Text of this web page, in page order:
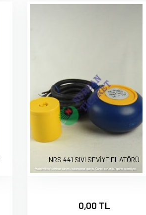
NRS 441 SIVI SEVİYE FLATÖRÜ
0,00 TL